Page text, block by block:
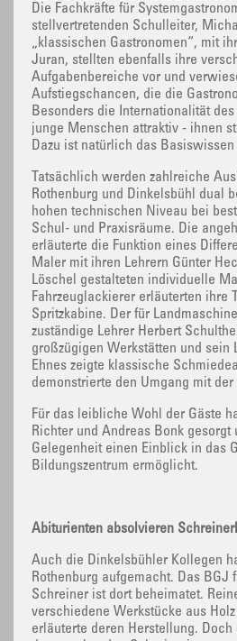
Die Fachkräfte für
stellvertretenden Schulleiter,
„klassischen Gastronomen“, mit
Juran, stellten ebenfalls ihre
Aufgabenbereiche vor und
Aufstiegschancen, die die
Besonders die Internationalität
junge Menschen attraktiv - ihnen
Dazu ist natürlich das
Tatsächlich werden zahlreiche
Rothenburg und Dinkelsbühl dual
hohen technischen Niveau bei
Schul- und Praxisräume. Die
erläuterte die Funktion eines
Maler mit ihren Lehrern Günter
Löschel gestalteten individuelle
Fahrzeuglackierer erläuterten ihre
Spritzkabine. Der für
zuständige Lehrer Herbert
großzügigen Werkstätten und sein
Ehnes zeigte klassische
demonstrierte den Umgang mit
Für das leibliche Wohl der Gäste
Richter und Andreas Bonk gesorgt
Gelegenheit einen Einblick in das
Bildungszentrum ermöglicht.
Abiturienten absolvieren
Auch die Dinkelsbühler Kollegen
Rothenburg aufgemacht. Das BGJ
Schreiner ist dort beheimatet.
verschiedene Werkstücke aus
erläuterte deren Herstellung.